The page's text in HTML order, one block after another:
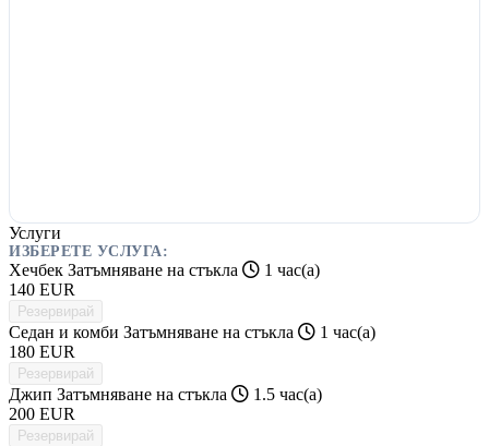
Услуги
ИЗБЕРЕТЕ УСЛУГА:
Хечбек Затъмняване на стъкла
1 час(а)
140 EUR
Резервирай
Седан и комби Затъмняване на стъкла
1 час(а)
180 EUR
Резервирай
Джип Затъмняване на стъкла
1.5 час(а)
200 EUR
Резервирай